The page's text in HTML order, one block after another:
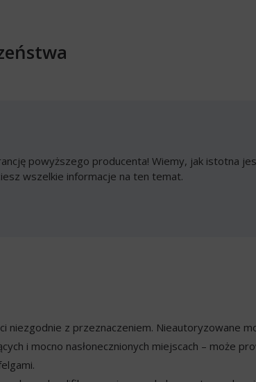
powyższego producenta! Wiemy, jak istotna
wszelkie informacje na ten temat.
niezgodnie z przeznaczeniem. Nieautoryzowane
i mocno nasłonecznionych miejscach – może